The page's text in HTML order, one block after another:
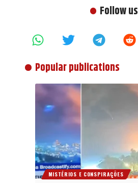
Follow us
Popular publications
MISTÉRIOS E CONSPIRAÇÕES